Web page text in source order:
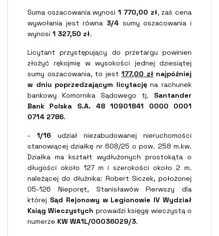
Suma oszacowania wynosi1 770,00 zł, zaś cena
wywołania jest równa 3/4 sumy oszacowania i
wynosi 1 327,50 zł.
Licytant przystępujący do przetargu powinien
złożyć rękojmię w wysokości jednej dziesiątej
sumy oszacowania, to jest 177,00 złnajpóźniej
w dniu poprzedzającym licytacjęna rachunek
bankowy Komornika Sądowego tj. Santander
Bank Polska S.A. 48 10901841 0000 0001
0714 2786.
-1/16 udział niezabudowanej nieruchomości
stanowiącej działkę nr 608/25 o pow. 258 m.kw.
Działka ma kształt wydłużonych prostokąta o
długości około 127 m i szerokości około 2 m.
należącej do dłużnika: Robert Siczek, położonej
05-126 Nieporęt, Stanisławów Pierwszy dla
której Sąd Rejonowy w Legionowie IV Wydział
Ksiąg Wieczystych prowadzi księgę wieczystą o
numerze KW WA1L/00036029/3.